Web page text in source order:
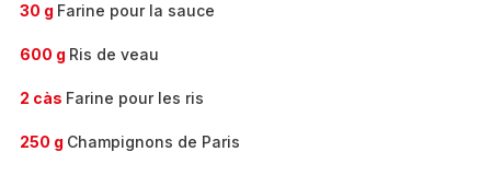
30 g Farine pour la sauce
600 g Ris de veau
2 càs Farine pour les ris
250 g Champignons de Paris